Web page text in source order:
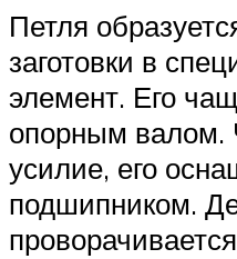
Петля
заготовки в
элемент. Его
опорным валом.
усилие, его
подшипником.